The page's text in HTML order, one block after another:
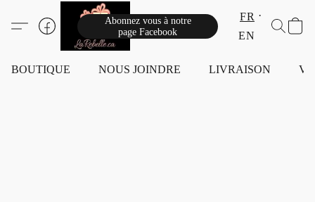
Abonnez vous à notre
page Facebook
FR
EN
BOUTIQUE NOUS JOINDRE LIVRAISON